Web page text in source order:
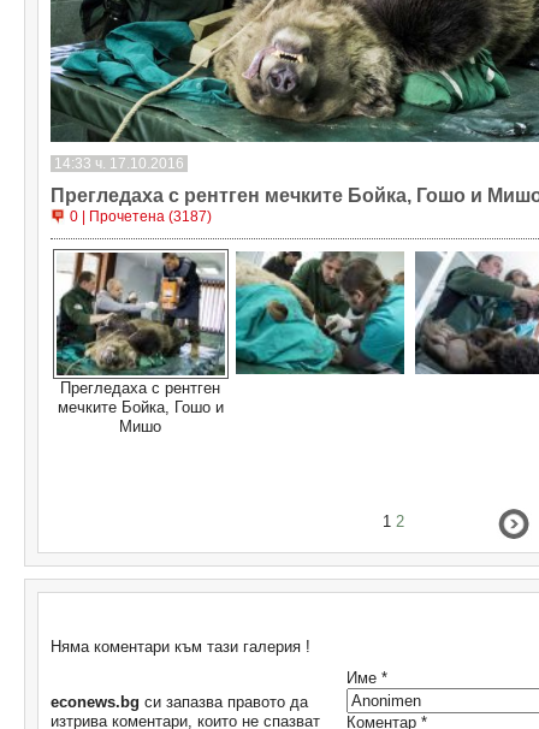
14:33 ч. 17.10.2016
Прегледаха с рентген мечките Бойка, Гошо и
0 | Прочетена (3187)
Прегледаха с рентген
мечките Бойка, Гошо и
Мишо
1 2
Няма коментари към тази галерия !
econews.bg си запазва правото да
изтрива коментари, които не спазват
Име *
Коментар *